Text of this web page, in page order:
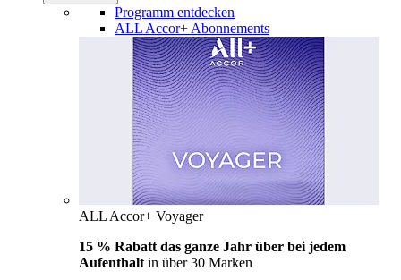
Programm entdecken
ALL Accor+ Abonnements
ALL Accor+ Voyager
15 % Rabatt das ganze Jahr über bei jedem
Aufenthalt in über 30 Marken